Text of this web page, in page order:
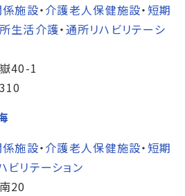
施設・介護老人保健施設・ 短期
生活介護・通所リハビリテーシ
40-1
施設・介護老人保健施設・ 短期
ビリテーション
20